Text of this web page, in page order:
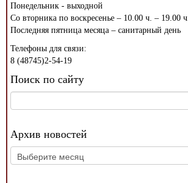
Понедельник - выходной
Со вторника по воскресенье – 10.00 ч. – 19.00 ч.
Последняя пятница месяца – санитарный день
Телефоны для связи:
8 (48745)2-54-19
Поиск по сайту
Архив новостей
Архив
новостей